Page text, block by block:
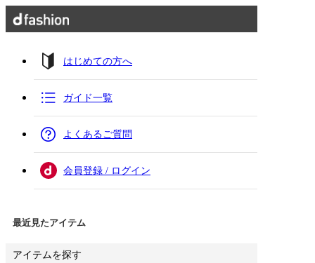
はじめての方へ
ガイド一覧
よくあるご質問
会員登録 / ログイン
最近見たアイテム
アイテムを探す